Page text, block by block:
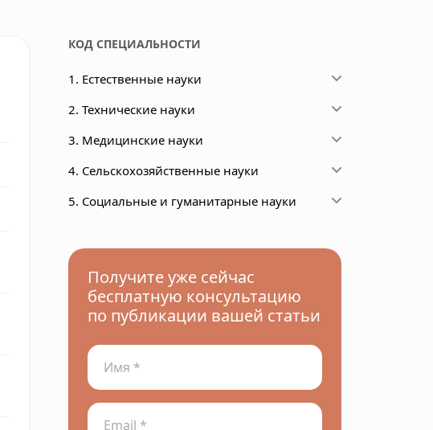
КОД СПЕЦИАЛЬНОСТИ
1. Естественные науки
2. Технические науки
3. Медицинские науки
4. Сельскохозяйственные науки
5. Социальные и гуманитарные науки
Получите уже сейчас
бесплатную консультацию
по публикации вашей статьи